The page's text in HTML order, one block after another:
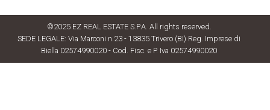
©2025 EZ REAL ESTATE S.P.A. All rights reserved.
SEDE LEGALE: Via Marconi n.23 - 13835 Trivero (BI) Reg. Imprese di
Biella 02574990020 - Cod. Fisc. e P. Iva 02574990020